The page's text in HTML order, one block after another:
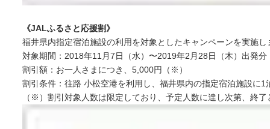
《JALふるさと応援割》
福井県内指定宿泊施設の利用を対象としたキャンペーンを実施し
対象期間：2018年11月7日（水）〜2019年2月28日（木）出発分
割引額：お一人さまにつき、5,000円（※）
割引条件：往路 小松空港を利用し、福井県内の指定宿泊施設に1
（※）割引対象人数は限定しており、予定人数に達し次第、終了